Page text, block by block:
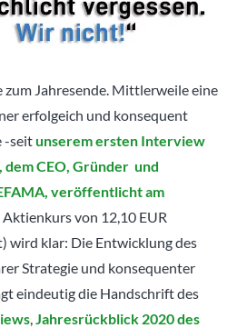
zum Jahresende. Mittlerweile eine
erfolgeich und konsequent
-seitunserem ersten Interview
CEO, Gründer und
veröffentlicht am
Aktienkurs von 12,10 EUR
wird klar: Die Entwicklung des
Strategie und konsequenter
eindeutig die Handschrift des
Jahresrückblick 2020 des